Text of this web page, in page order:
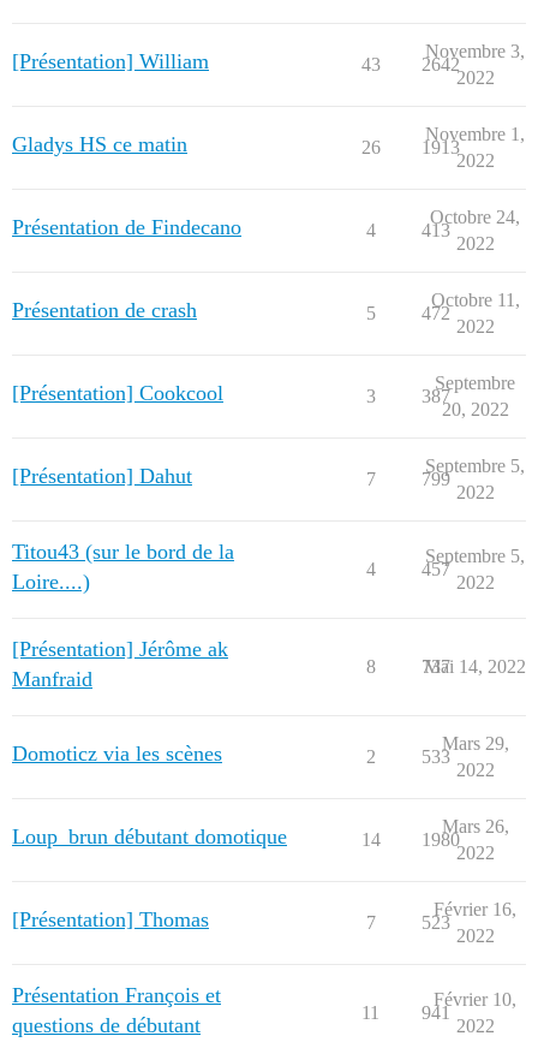
[Présentation] William 43 2642
Novembre 3,
2022
Gladys HS ce matin 26 1913
Novembre 1,
2022
Présentation de Findecano 4 413
Octobre 24,
2022
Présentation de crash 5 472
Octobre 11,
2022
[Présentation] Cookcool 3 387
Septembre
20, 2022
[Présentation] Dahut 7 799
Septembre 5,
2022
Titou43 (sur le bord de la
Loire....)
4 457
Septembre 5,
2022
[Présentation] Jérôme ak
Manfraid
8 737
Mai 14, 2022
Domoticz via les scènes 2 533
Mars 29,
2022
Loup_brun débutant domotique 14 1980
Mars 26,
2022
[Présentation] Thomas 7 523
Février 16,
2022
Présentation François et
questions de débutant
11 941
Février 10,
2022